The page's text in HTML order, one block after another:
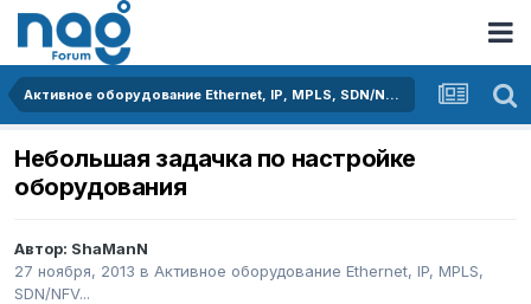
Активное оборудование Ethernet, IP, MPLS, SDN/NFV...
Небольшая задачка по настройке
оборудования
Автор: ShaManN
27 ноября, 2013 в Активное оборудование Ethernet, IP, MPLS,
SDN/NFV...